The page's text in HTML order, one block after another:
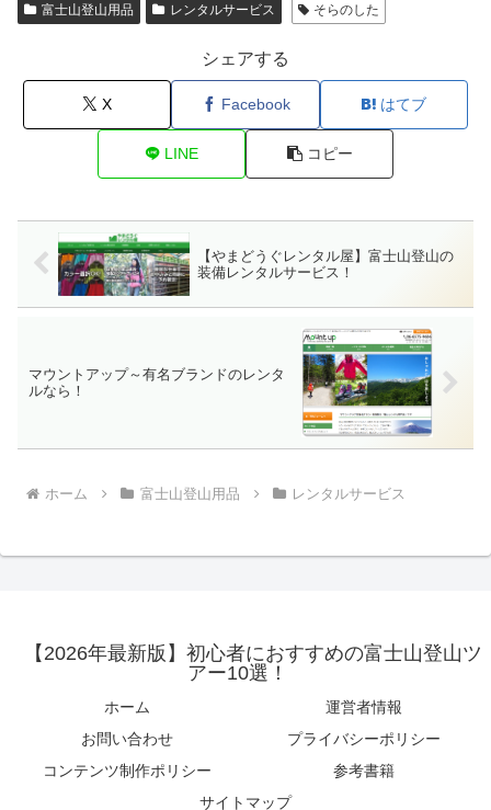
富士山登山用品 レンタルサービス そらのした
シェアする
X Facebook はてブ
LINE コピー
【やまどうぐレンタル屋】富士山登山の
装備レンタルサービス！
マウントアップ～有名ブランドのレンタ
ルなら！
ホーム 富士山登山用品 レンタルサービス
【2026年最新版】初心者におすすめの富士山登山ツ
アー10選！
ホーム
運営者情報
お問い合わせ
プライバシーポリシー
コンテンツ制作ポリシー
参考書籍
サイトマップ